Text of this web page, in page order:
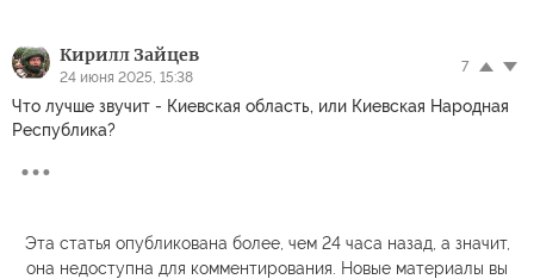
Кирилл Зайцев
24 июня 2025, 15:38
7
Что лучше звучит - Киевская область, или Киевская Народная
Республика?
Эта статья опубликована более, чем 24 часа назад, а значит,
она недоступна для комментирования. Новые материалы вы